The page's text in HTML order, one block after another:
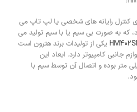
کنترل رایانه های شخصی یا لپ تاپ می
که به صورت بی سیم یا با سیم تولید می
یکی از تولیدات برند هترون است
جانبی کامپیوتر دارد. ابعاد این
۳۵ × ۶۱ × ۱۰۲ میلی متر بوده و اتصال آن توسط سیم با